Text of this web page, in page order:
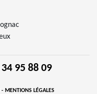
95 88 09
- MENTIONS LÉGALES